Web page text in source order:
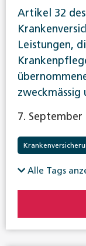
Artikel 32
Leistungen,
7. September
Alle Tags